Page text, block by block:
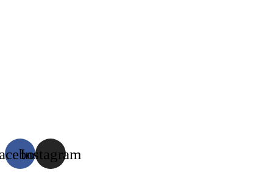
Instagram